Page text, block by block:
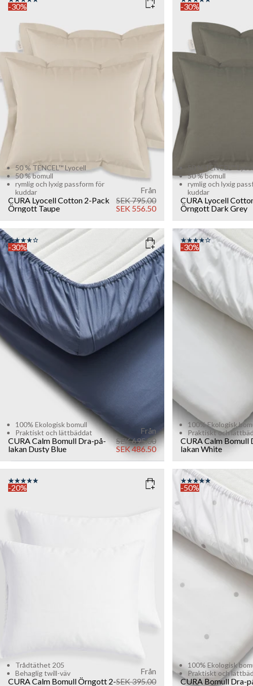
COLOR
SIZE
50x60
-30%
50 % TENCEL™ Lyocell
50 % bomull
rymlig och lyxig passform för
kuddar
CURA Lyocell Cotton 2-Pack
ÖrngottTaupe
Från
SEK 795.00
SEK 556.50
COLOR: DARK GREY
SIZE
-30%
50 % TENCEL™
50 % bomull
rymlig och lyxig
kuddar
CURA Lyocell
ÖrngottDark Grey
COLOR: DUSTY BLUE
SIZE
160x200
90x200 180x200
Add to cart
-30%
100% Ekologisk bomull
Praktiskt och lättbäddat
CURA Calm Bomull Dra-på-
lakan Dusty Blue
Från
SEK 695.00
SEK 486.50
SIZE
160x200
90x200
-30%
100% Ekologisk
Praktiskt och
CURA Calm Bomull
lakanWhite
80x80
-20%
Trådtäthet 205
Behaglig twill-väv
CURA Calm Bomull Örngott 2-
Från
SEK 395.00
COLOR
90x200
Add
-50%
100% Ekologisk
Praktiskt och
CURA Bomull Dra-